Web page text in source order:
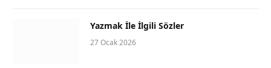
Yazmak İle İlgili Sözler
27 Ocak 2026